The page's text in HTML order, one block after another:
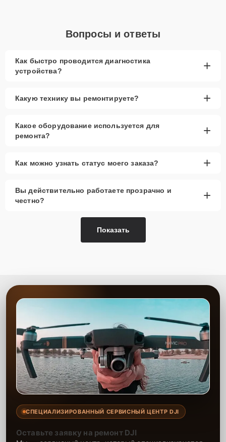
Вопросы и ответы
Как быстро проводится диагностика
устройства?
+
Какую технику вы ремонтируете? +
Какое оборудование используется для
ремонта?
+
Как можно узнать статус моего заказа? +
Вы действительно работаете прозрачно и
честно?
+
Показать
СПЕЦИАЛИЗИРОВАННЫЙ СЕРВИСНЫЙ ЦЕНТР DJI
Оставьте заявку на ремонт DJI